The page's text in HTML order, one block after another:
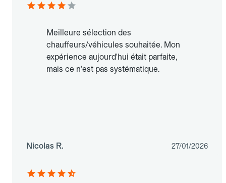
Meilleure sélection des
chauffeurs/véhicules souhaitée. Mon
expérience aujourd'hui était parfaite,
mais ce n'est pas systématique.
Nicolas R. 27/01/2026